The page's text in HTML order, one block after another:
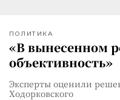
ПОЛИТИКА
«В вынесенном
объективность»
Эксперты оценили
Ходорковского